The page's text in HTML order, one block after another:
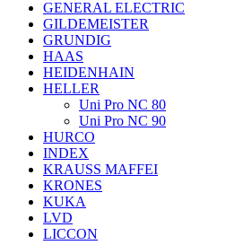
GENERAL ELECTRIC
GILDEMEISTER
GRUNDIG
HAAS
HEIDENHAIN
HELLER
Uni Pro NC 80
Uni Pro NC 90
HURCO
INDEX
KRAUSS MAFFEI
KRONES
KUKA
LVD
LICCON